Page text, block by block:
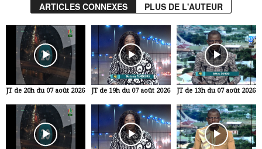
ARTICLES CONNEXES PLUS DE L'AUTEUR
JT de 20h du 07 août 2026 JT de 19h du 07 août 2026 JT de 13h du 07 août 2026